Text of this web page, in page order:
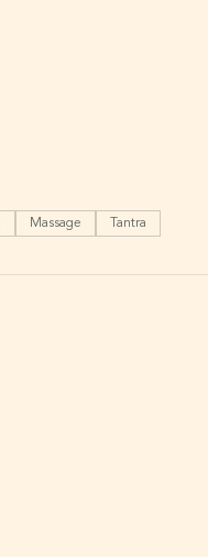
Massage Tantra